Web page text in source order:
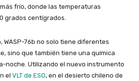
frío, donde las temperaturas
grados centígrados.
WASP-76b no solo tiene diferentes
sino que también tiene una química
noche. Utilizando el nuevo instrumento
el VLT de ESO, en el desierto chileno de